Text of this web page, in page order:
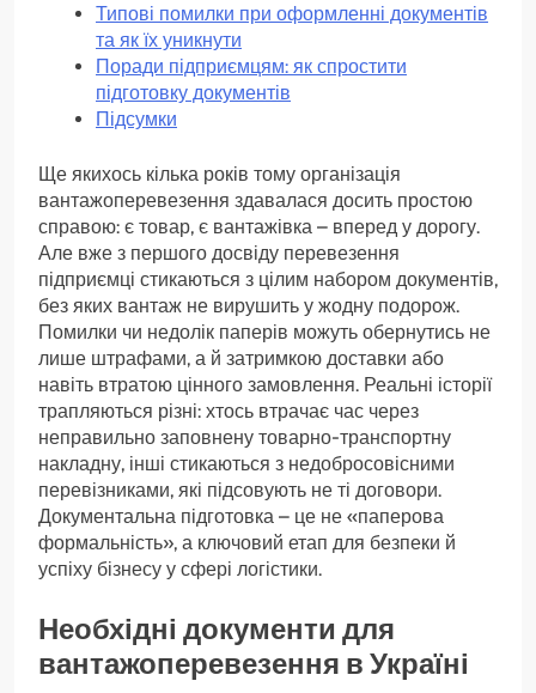
Типові помилки при оформленні документів
та як їх уникнути
Поради підприємцям: як спростити
підготовку документів
Підсумки
Ще якихось кілька років тому організація
вантажоперевезення здавалася досить простою
справою: є товар, є вантажівка – вперед у дорогу.
Але вже з першого досвіду перевезення
підприємці стикаються з цілим набором документів,
без яких вантаж не вирушить у жодну подорож.
Помилки чи недолік паперів можуть обернутись не
лише штрафами, а й затримкою доставки або
навіть втратою цінного замовлення. Реальні історії
трапляються різні: хтось втрачає час через
неправильно заповнену товарно-транспортну
накладну, інші стикаються з недобросовісними
перевізниками, які підсовують не ті договори.
Документальна підготовка – це не «паперова
формальність», а ключовий етап для безпеки й
успіху бізнесу у сфері логістики.
Необхідні документи для
вантажоперевезення в Україні